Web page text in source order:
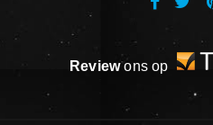
Reviewons op